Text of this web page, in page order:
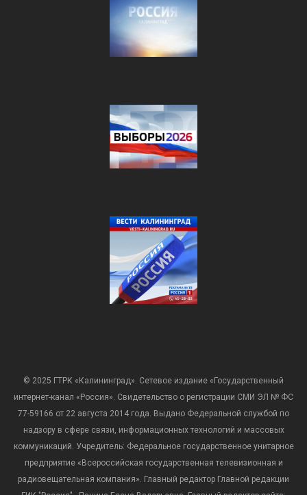
© 2025 ГТРК «Калининград». Сетевое издание «Государственный
интернет-канал «Россия». Свидетельство о регистрации СМИ ЭЛ № ФС
77-59166 от 22 августа 2014 года. Выдано Федеральной службой по
надзору в сфере связи, информационных технологий и массовых
коммуникаций. Учредитель: Федеральное государственное унитарное
предприятие «Всероссийская государственная телевизионная и
радиовещательная компания». Главный редактор Главной редакции